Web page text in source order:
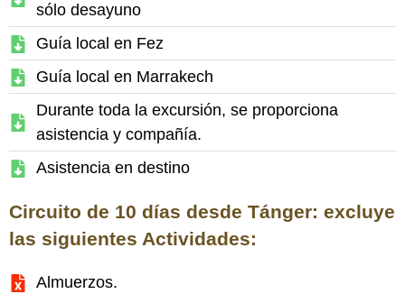
sólo desayuno
Guía local en Fez
Guía local en Marrakech
Durante toda la excursión, se proporciona
asistencia y compañía.
Asistencia en destino
Circuito de 10 días desde Tánger: excluye
las siguientes Actividades:
Almuerzos.